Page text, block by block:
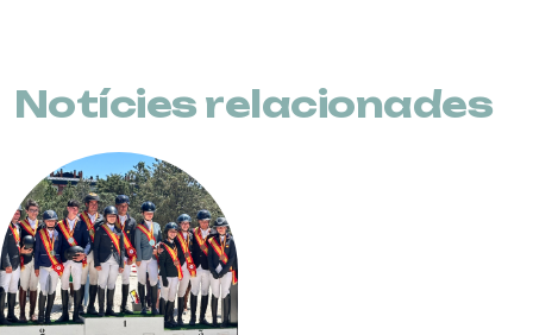
Notícies relacionades